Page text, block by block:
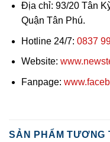
Địa chỉ: 93/20 Tân
Quận Tân Phú.
Hotline 24/7: 0837
Website:
Fanpage:
SẢN PHẨM TƯƠNG